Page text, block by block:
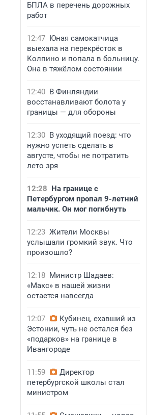
БПЛА в перечень дорожных
работ
12:47 Юная самокатчица
выехала на перекрёсток в
Колпино и попала в больницу.
Она в тяжёлом состоянии
12:40 В Финляндии
восстанавливают болота у
границы — для обороны
12:30 В уходящий поезд: что
нужно успеть сделать в
августе, чтобы не потратить
лето зря
12:28 На границе с
Петербургом пропал 9-летний
мальчик. Он мог погибнуть
12:23 Жители Москвы
услышали громкий звук. Что
произошло?
12:18 Министр Шадаев:
«Макс» в нашей жизни
остается навсегда
12:07
Кубинец, ехавший из
Эстонии, чуть не остался без
«подарков» на границе в
Ивангороде
11:59
Директор
петербургской школы стал
министром